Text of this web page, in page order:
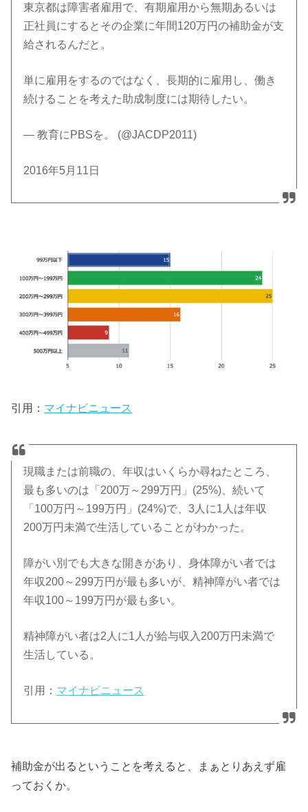
東京都は障害者雇用で、有期雇用から無期あるいは
正社員にするとその企業に年間120万円の補助金が支
給されるんだと。
単に雇用をするのではなく、長期的に雇用し、働き
続けることを考えた助成制度には期待したい。
— 教育にPBSを。 (@JACDP2011)
2016年5月11日
引用： マイナビニュース
現職または前職の、年収はいくらか尋ねたところ、
最も多いのは「200万～299万円」(25%)、続いて
「100万円～199万円」(24%)で、3人に1人は年収
200万円未満で生活していることがわかった。
障がい別でも大きな開きがあり、身体障がい者では
年収200～299万円が最も多いが、精神障がい者では
年収100～199万円が最も多い。
精神障がい者は2人に1人が給与収入200万円未満で
生活している。
引用： マイナビニュース
補助金が出るということを考えると、まぁとりあえず雇
っておくか。